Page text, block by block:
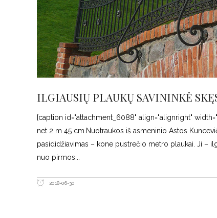
ILGIAUSIŲ PLAUKŲ SAVININKĖ
[caption id="attachment_6088" align="alignright"
net 2 m 45 cm.Nuotraukos iš asmeninio Astos
pasididžiavimas – kone pustrečio metro plaukai. Ji –
nuo pirmos
2018-06-30